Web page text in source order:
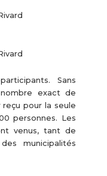
Sans
exact de
pour la seule
personnes. Les
venus, tant de
municipalités